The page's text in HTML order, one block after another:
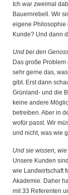
Ich war zweimal
Bauernrebell. Wir
eigene Philosophie
Kunde? Und dann
Und bei den
Das große
sehr gerne das,
gibt. Erst dann
Grünland- und die
keine andere
betreiben. Aber in
wofür passt. Wir
und nicht, was wie
Und sie wissen,
Unsere Kunden
wie Landwirtschaft
Akademie. Daher
mit 33 Referenten